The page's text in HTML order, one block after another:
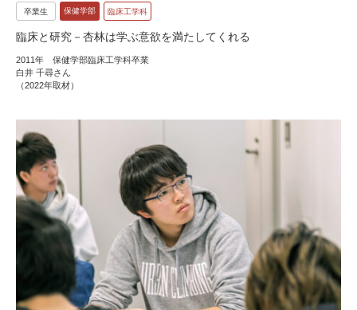
卒業生 保健学部 臨床工学科
臨床と研究－杏林は学ぶ意欲を満たしてくれる
2011年 保健学部臨床工学科卒業
白井 千尋さん
（2022年取材）